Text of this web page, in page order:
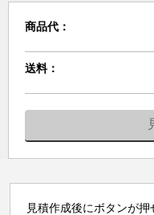
商品代：
送料：
見積作成後にボタンが押